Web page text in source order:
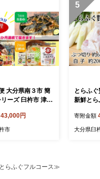
大分県南３市 簡
臼杵市 津久
43,000円
市
5
とらふ
新鮮とら
00g）［
寄附金額
大分県臼
らふぐフルコース≫